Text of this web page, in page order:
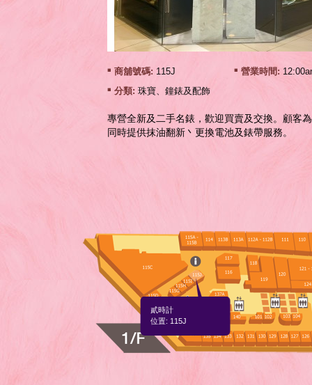
商舖號碼: 115J 營業時間:
分類: 珠寶、鐘錶及配飾
專營全新及二手名錶，歡迎買賣及交換。顧客
同時提供抹油翻新丶更換電池及錶帶服務。
貳時計
位置: 115J